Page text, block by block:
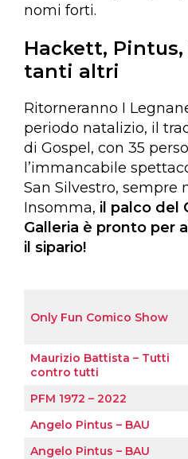
nomi forti.
Hackett,
tanti altri
Ritorneranno I
periodo natalizio, il
di Gospel, con 35
l’immancabile
San Silvestro, sempre
Insomma, il palco del
Galleria è pronto per
il sipario!
Only Fun Comico Show
Maurizio Battista – Tutti
contro tutti
PFM 1972 – 2022
Angelo Pintus – BAU
Angelo Pintus – BAU